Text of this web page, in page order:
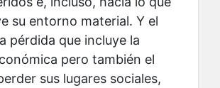
su entorno material. Y el
pérdida que incluye la
pero también el
sus lugares sociales,